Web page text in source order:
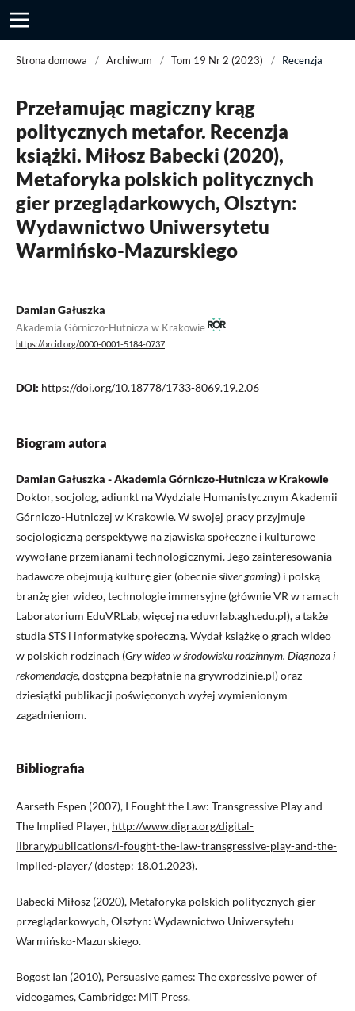
Przegląd Socjologii Jakościowej
Strona domowa / Archiwum / Tom 19 Nr 2 (2023) / Recenzja
Przełamując magiczny krąg
politycznych metafor. Recenzja
książki. Miłosz Babecki (2020),
Metaforyka polskich politycznych
gier przeglądarkowych, Olsztyn:
Wydawnictwo Uniwersytetu
Warmińsko-Mazurskiego
Damian Gałuszka
Akademia Górniczo-Hutnicza w Krakowie
https://orcid.org/0000-0001-5184-0737
DOI: https://doi.org/10.18778/1733-8069.19.2.06
Biogram autora
Damian Gałuszka - Akademia Górniczo-Hutnicza w Krakowie
Doktor, socjolog, adiunkt na Wydziale Humanistycznym Akademii
Górniczo-Hutniczej w Krakowie. W swojej pracy przyjmuje
socjologiczną perspektywę na zjawiska społeczne i kulturowe
wywołane przemianami technologicznymi. Jego zainteresowania
badawcze obejmują kulturę gier (obecniesilver gaming) i polską
branżę gier wideo, technologie immersyjne (głównie VR w ramach
Laboratorium EduVRLab, więcej na eduvrlab.agh.edu.pl), a także
studia STS i informatykę społeczną. Wydał książkę o grach wideo
w polskich rodzinach (Gry wideo w środowisku rodzinnym. Diagnoza i
rekomendacje, dostępna bezpłatnie na grywrodzinie.pl) oraz
dziesiątki publikacji poświęconych wyżej wymienionym
zagadnieniom.
Bibliografia
Aarseth Espen (2007), I Fought the Law: Transgressive Play and
The Implied Player, http://www.digra.org/digital-
library/publications/i-fought-the-law-transgressive-play-and-the-
implied-player/(dostęp: 18.01.2023).
Babecki Miłosz (2020), Metaforyka polskich politycznych gier
przeglądarkowych, Olsztyn: Wydawnictwo Uniwersytetu
Warmińsko-Mazurskiego.
Bogost Ian (2010), Persuasive games: The expressive power of
videogames, Cambridge: MIT Press.